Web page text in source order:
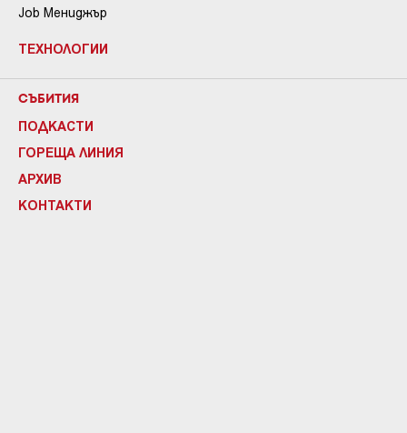
Job Мениджър
ТЕХНОЛОГИИ
СЪБИТИЯ
ПОДКАСТИ
ГОРЕЩА ЛИНИЯ
АРХИВ
КОНТАКТИ